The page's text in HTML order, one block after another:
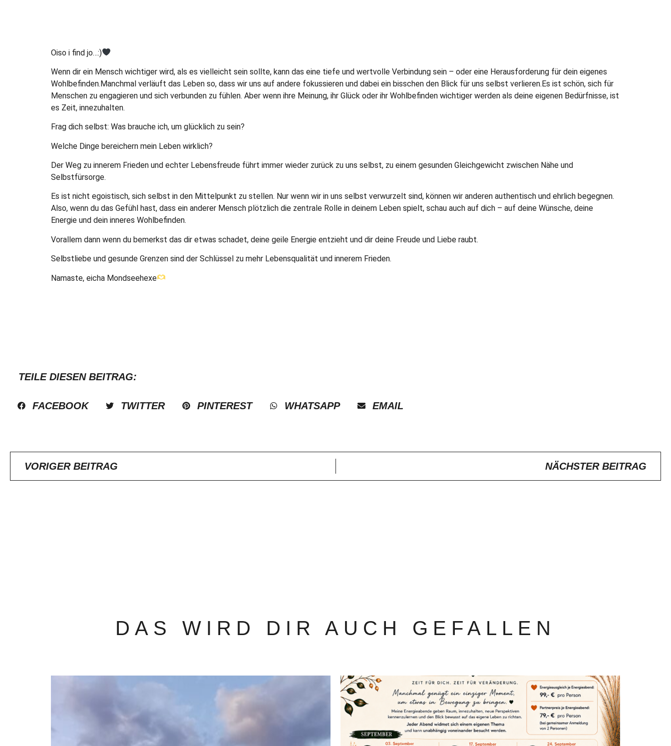
Oiso i find jo…:)
Wenn dir ein Mensch wichtiger wird, als es vielleicht sein sollte, kann das eine tiefe und wertvolle Verbindung sein – oder eine Herausforderung für dein eigenes
Wohlbefinden.Manchmal verläuft das Leben so, dass wir uns auf andere fokussieren und dabei ein bisschen den Blick für uns selbst verlieren.Es ist schön, sich für
Menschen zu engagieren und sich verbunden zu fühlen. Aber wenn ihre Meinung, ihr Glück oder ihr Wohlbefinden wichtiger werden als deine eigenen Bedürfnisse, ist
es Zeit, innezuhalten.
Frag dich selbst: Was brauche ich, um glücklich zu sein?
Welche Dinge bereichern mein Leben wirklich?
Der Weg zu innerem Frieden und echter Lebensfreude führt immer wieder zurück zu uns selbst, zu einem gesunden Gleichgewicht zwischen Nähe und
Selbstfürsorge.
Es ist nicht egoistisch, sich selbst in den Mittelpunkt zu stellen. Nur wenn wir in uns selbst verwurzelt sind, können wir anderen authentisch und ehrlich begegnen.
Also, wenn du das Gefühl hast, dass ein anderer Mensch plötzlich die zentrale Rolle in deinem Leben spielt, schau auch auf dich – auf deine Wünsche, deine
Energie und dein inneres Wohlbefinden.
Vorallem dann wenn du bemerkst das dir etwas schadet, deine geile Energie entzieht und dir deine Freude und Liebe raubt.
Selbstliebe und gesunde Grenzen sind der Schlüssel zu mehr Lebensqualität und innerem Frieden.
Namaste, eicha Mondseehexe
TEILE DIESEN BEITRAG:
FACEBOOK TWITTER PINTEREST WHATSAPP EMAIL
VORIGER BEITRAG NÄCHSTER BEITRAG
DAS WIRD DIR AUCH GEFALLEN